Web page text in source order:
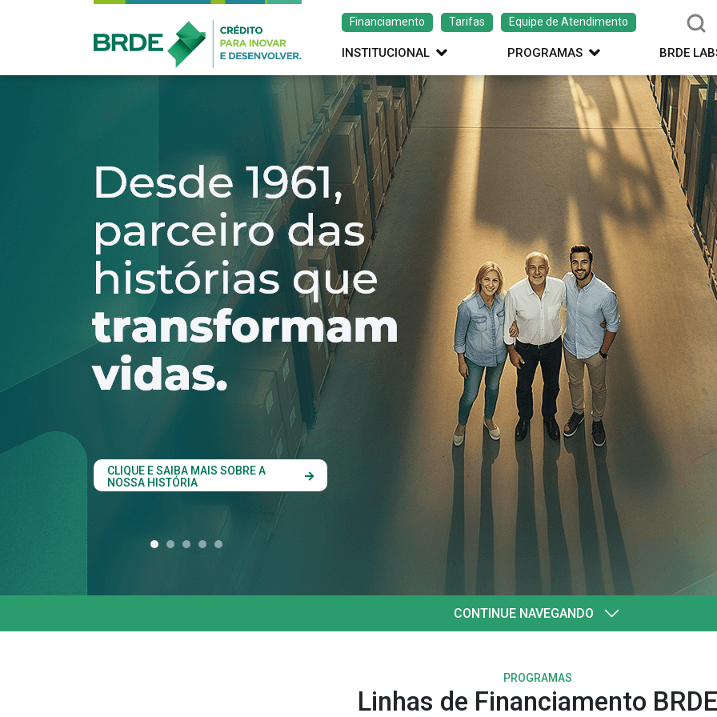
Financiamento Tarifas Equipe de Atendimento
INSTITUCIONAL PROGRAMAS BRDE
Estratégia de atuação
conjunta entre os quatro
estados do Codesul
CLIQUE AQUI
CONTINUE NAVEGANDO
PROGRAMAS
Linhas de Financiamento BRDE